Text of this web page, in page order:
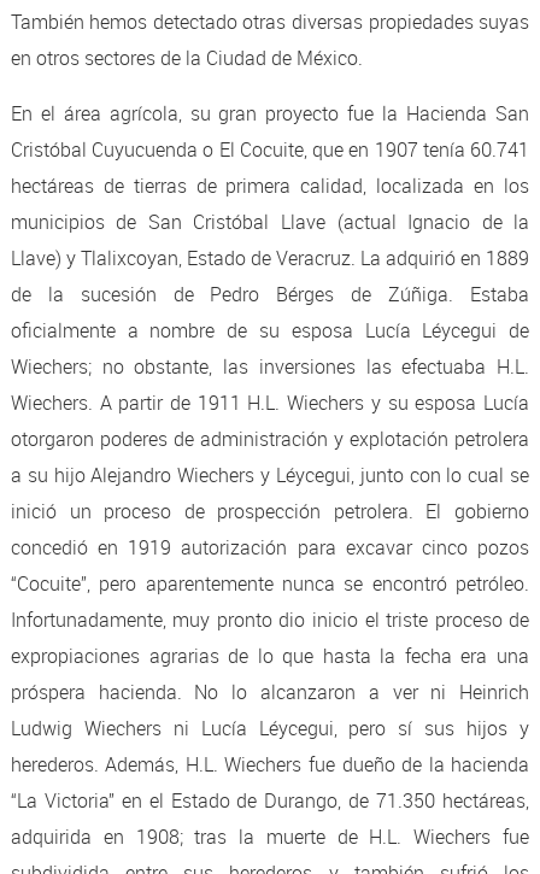
También hemos detectado otras diversas propiedades suyas
en otros sectores de la Ciudad de México.
En el área agrícola, su gran proyecto fue la Hacienda San
Cristóbal Cuyucuenda o El Cocuite, que en 1907 tenía 60.741
hectáreas de tierras de primera calidad, localizada en los
municipios de San Cristóbal Llave (actual Ignacio de la
Llave) y Tlalixcoyan, Estado de Veracruz. La adquirió en 1889
de la sucesión de Pedro Bérges de Zúñiga. Estaba
oficialmente a nombre de su esposa Lucía Léycegui de
Wiechers; no obstante, las inversiones las efectuaba H.L.
Wiechers. A partir de 1911 H.L. Wiechers y su esposa Lucía
otorgaron poderes de administración y explotación petrolera
a su hijo Alejandro Wiechers y Léycegui, junto con lo cual se
inició un proceso de prospección petrolera. El gobierno
concedió en 1919 autorización para excavar cinco pozos
“Cocuite”, pero aparentemente nunca se encontró petróleo.
Infortunadamente, muy pronto dio inicio el triste proceso de
expropiaciones agrarias de lo que hasta la fecha era una
próspera hacienda. No lo alcanzaron a ver ni Heinrich
Ludwig Wiechers ni Lucía Léycegui, pero sí sus hijos y
herederos. Además, H.L. Wiechers fue dueño de la hacienda
“La Victoria” en el Estado de Durango, de 71.350 hectáreas,
adquirida en 1908; tras la muerte de H.L. Wiechers fue